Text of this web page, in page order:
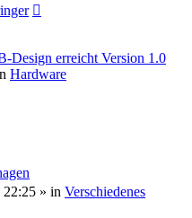
Design erreicht Version 1.0
Hardware
22:25 » in Verschiedenes